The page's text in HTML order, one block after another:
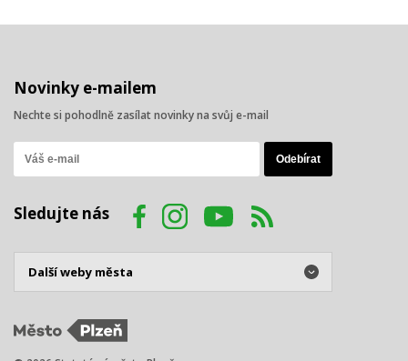
Novinky e-mailem
Nechte si pohodlně zasílat novinky na svůj e-mail
Sledujte nás